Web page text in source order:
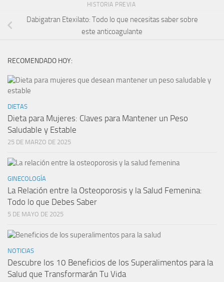
HISTORIA PREVIA
Dabigatran Etexilato: Todo lo que necesitas saber sobre
este anticoagulante
RECOMENDADO HOY:
DIETAS
Dieta para Mujeres: Claves para Mantener un Peso
Saludable y Estable
25 DE MARZO DE 2025
GINECOLOGÍA
La Relación entre la Osteoporosis y la Salud Femenina:
Todo lo que Debes Saber
5 DE MAYO DE 2025
NOTICIAS
Descubre los 10 Beneficios de los Superalimentos para la
Salud que Transformarán Tu Vida